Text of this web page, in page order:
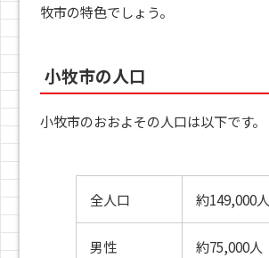
牧市の特色でしょう。
小牧市の人口
小牧市のおおよその人口は以下です。
全人口 約149,000人
男性 約75,000人